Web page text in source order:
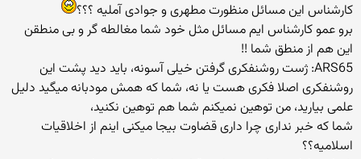
كارشناس این مسائل منظورت مطهری و جوادی آملیه ؟؟؟
برو عمو كارشناس ایم مسائل مثل خود شما مغالطه گر و بی منطقن
این هم از منطق شما !!
ARS65: ژست روشنفکری گرفتن خیلی آسونه، باید دید پشت این
روشنفکری اصلا فکری هست یا نه، شما که همش مودبانه میگید دلیل
علمی بیارید، من توهین نمیکنم شما هم توهین نکنید،
شما كه خبر نداری چرا داری قضاوت بیجا میكنی اینم از اخلاقیات
اسلامیه؟؟